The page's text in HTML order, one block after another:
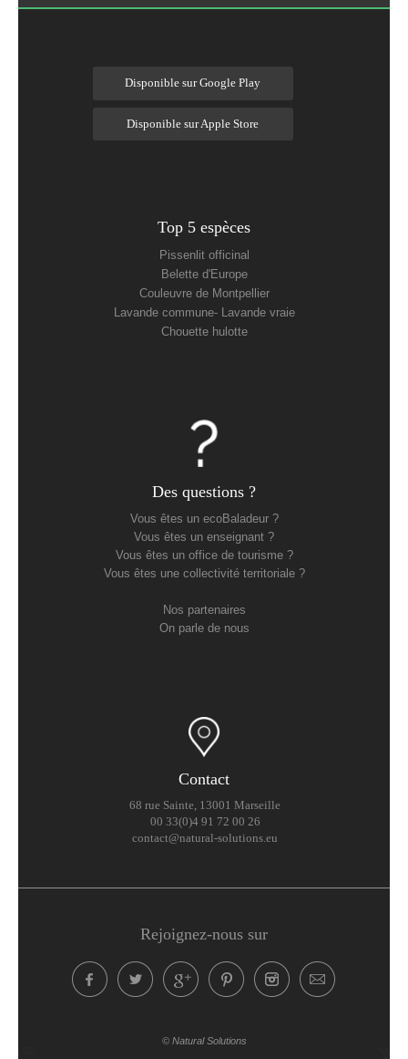
Disponible sur Google Play
Disponible sur Apple Store
Top 5 espèces
Pissenlit officinal
Belette d'Europe
Couleuvre de Montpellier
Lavande commune- Lavande vraie
Chouette hulotte
Des questions ?
Vous êtes un ecoBaladeur ?
Vous êtes un enseignant ?
Vous êtes un office de tourisme ?
Vous êtes une collectivité territoriale ?
Nos partenaires
On parle de nous
Contact
68 rue Sainte, 13001 Marseille
00 33(0)4 91 72 00 26
contact@natural-solutions.eu
Rejoignez-nous sur
© Natural Solutions